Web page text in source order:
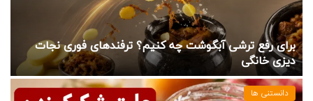
برای رفع ترشی آبگوشت چه کنیم؟ ترفندهای فوری نجات
دیزی خانگی
دانستنی ها